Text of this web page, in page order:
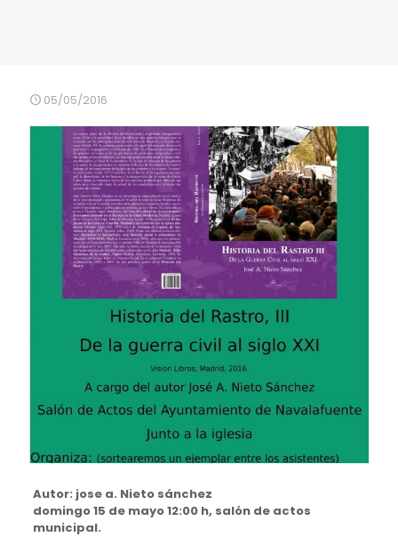
05/05/2016
Autor: jose a. Nieto sánchez
domingo 15 de mayo 12:00 h, salón de actos
municipal.